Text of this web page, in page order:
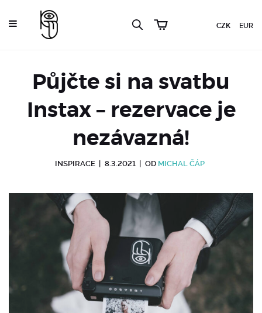
CZK EUR
Půjčte si na svatbu
Instax – rezervace je
nezávazná!
INSPIRACE 8.3.2021 OD MICHAL ČÁP